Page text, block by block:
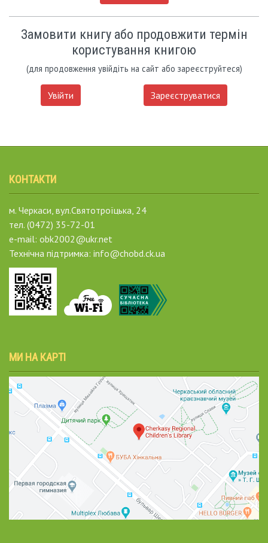
Замовити книгу або продовжити термін
користування книгою
(для продовження увійдіть на сайт або зареєструйтеся)
Увійти Зареєструватися
КОНТАКТИ
м. Черкаси, вул.Святотроїцька, 24
тел. (0472) 35-72-01
e-mail: obk2002@ukr.net
Технічна підтримка: info@chobd.ck.ua
МИ НА КАРТІ